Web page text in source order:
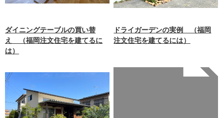
ダイニングテーブルの買い替
え （福岡注文住宅を建てるに
は）
ドライガーデンの実例 （福岡
注文住宅を建てるには）